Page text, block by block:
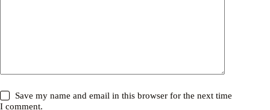
Save my name and email in this browser for the next time
I comment.